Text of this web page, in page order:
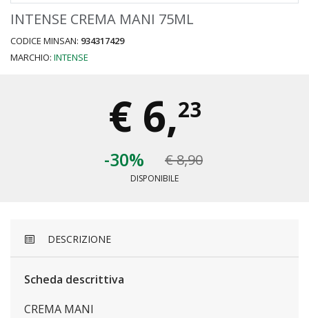
INTENSE CREMA MANI 75ML
CODICE MINSAN: 934317429
MARCHIO: INTENSE
€ 6,23
-30% € 8,90
DISPONIBILE
DESCRIZIONE
Scheda descrittiva
CREMA MANI